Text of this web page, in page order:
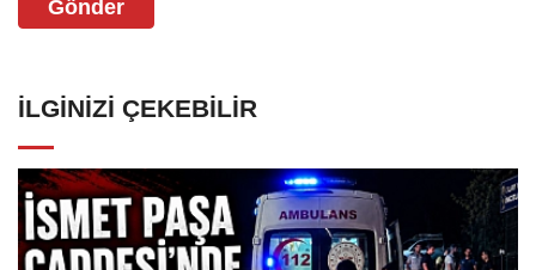
Gönder
İLGINIZI ÇEKEBILIR